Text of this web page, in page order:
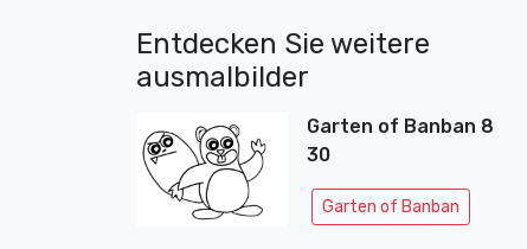
Entdecken Sie weitere
ausmalbilder
Garten of Banban 8
30
Garten of Banban